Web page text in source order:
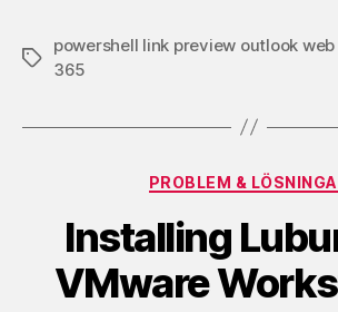
Etiketter
powershell link preview outlook
365
PROBLEM &
Installing
VMware